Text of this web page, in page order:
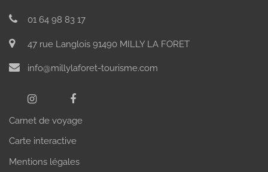
01 64 98 83 17
47 rue Langlois 91490 MILLY LA FORET
info@millylaforet-tourisme.com
Carnet de voyage
Carte interactive
Mentions légales